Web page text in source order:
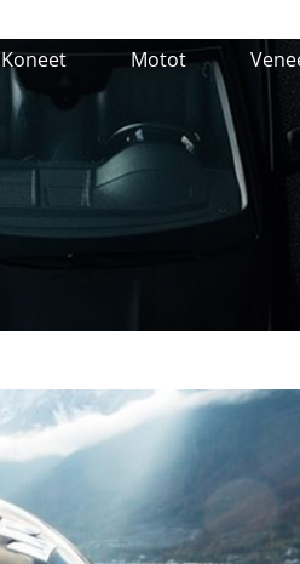
Koneet Motot